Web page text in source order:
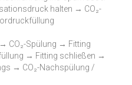
halten → CO₂-
CO₂-Spülung → Fitting
→ Fitting schließen →
→ CO₂-Nachspülung /